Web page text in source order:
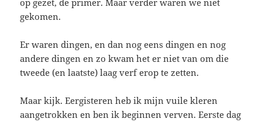
op gezet, de primer. Maar verder waren we niet
gekomen.
Er waren dingen, en dan nog eens dingen en nog
andere dingen en zo kwam het er niet van om die
tweede (en laatste) laag verf erop te zetten.
Maar kijk. Eergisteren heb ik mijn vuile kleren
aangetrokken en ben ik beginnen verven. Eerste dag